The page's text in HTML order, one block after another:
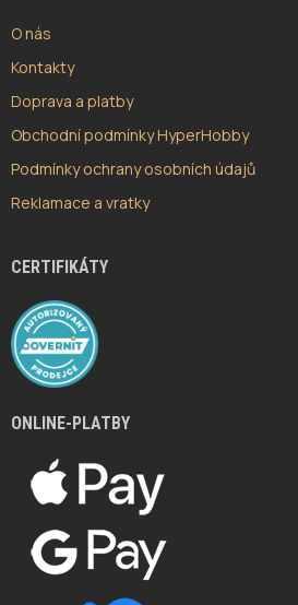
O nás
Kontakty
Doprava a platby
Obchodní podmínky HyperHobby
Podmínky ochrany osobních údajů
Reklamace a vratky
CERTIFIKÁTY
ONLINE-PLATBY